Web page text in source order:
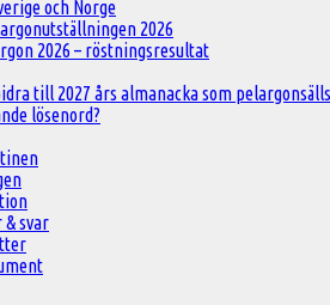
och Norge
2026
2026 – röstningsresultat
till 2027 års almanacka som
lösenord?
svar